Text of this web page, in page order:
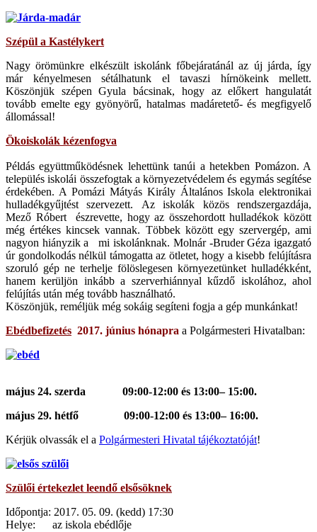
Szépül a Kastélykert
Nagy örömünkre elkészült iskolánk főbejáratánál az új járda, így
már kényelmesen sétálhatunk el tavaszi hírnökeink mellett.
Köszönjük szépen Gyula bácsinak, hogy az előkert hangulatát
tovább emelte egy gyönyörű, hatalmas madáretető- és megfigyelő
állomással!
Ökoiskolák kézenfogva
Példás együttműködésnek lehettünk tanúi a hetekben Pomázon. A
település iskolái összefogtak a környezetvédelem és egymás segítése
érdekében. A Pomázi Mátyás Király Általános Iskola elektronikai
hulladékgyűjtést szervezett. Az iskolák közös rendszergazdája,
Mező Róbert észrevette, hogy az összehordott hulladékok között
még értékes kincsek vannak. Többek között egy szervergép, ami
nagyon hiányzik a mi iskolánknak. Molnár -Bruder Géza igazgató
úr gondolkodás nélkül támogatta az ötletet, hogy a kisebb felújításra
szoruló gép ne terhelje fölöslegesen környezetünket hulladékként,
hanem kerüljön inkább a szerverhiánnyal kűzdő iskolához, ahol
felújítás után még tovább használható.
Köszönjük, reméljük még sokáig segíteni fogja a gép munkánkat!
Ebédbefizetés 2017. június hónapra a Polgármesteri Hivatalban:
május 24. szerda
09:00-12:00 és 13:00– 15:00.
május 29. hétfő
09:00-12:00 és 13:00– 16:00.
Kérjük olvassák el a Polgármesteri Hivatal tájékoztatóját!
Szülői értekezlet leendő elsősöknek
Időpontja: 2017. 05. 09. (kedd) 17:30
Helye: az iskola ebédlője